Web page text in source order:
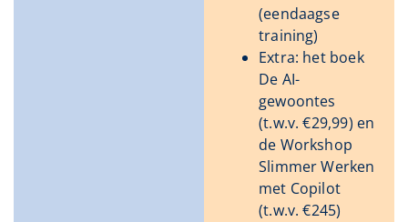
(eendaagse
training)
Extra: het boek
De AI-
gewoontes
(t.w.v. €29,99) en
de Workshop
Slimmer Werken
met Copilot
(t.w.v. €245)